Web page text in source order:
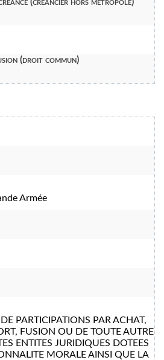
(droit commun)
Armée
PARTICIPATIONS PAR ACHAT,
FUSION OU DE TOUTE AUTRE
ENTITES JURIDIQUES DOTEES
MORALE AINSI QUE LA